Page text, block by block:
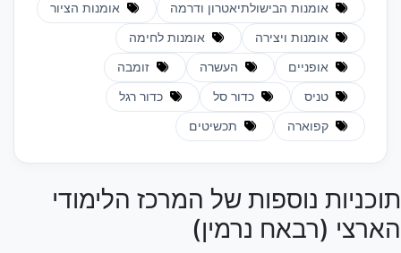
אומנות הבישולתיאטרון ודרמה אומנות הציור
אומנות ויצירה אומנות לחימה
אופניים העשרה זומבה
טניס כדור סל כדור רגל
קפוארה תכשיטים
תוכניות נוספות של המרכז הלימודי
הארצי (רבאח נרמין)